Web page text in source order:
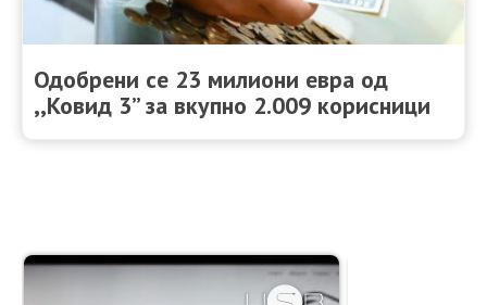
Одобрени се 23 милиони евра од
,,Ковид 3” за вкупно 2.009 корисници